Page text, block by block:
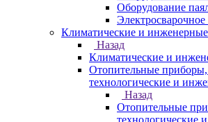
Оборудование
Климатические и
Назад
Климатические и
Отопительные приборы,
технологические и
Назад
Отопительные
технологические